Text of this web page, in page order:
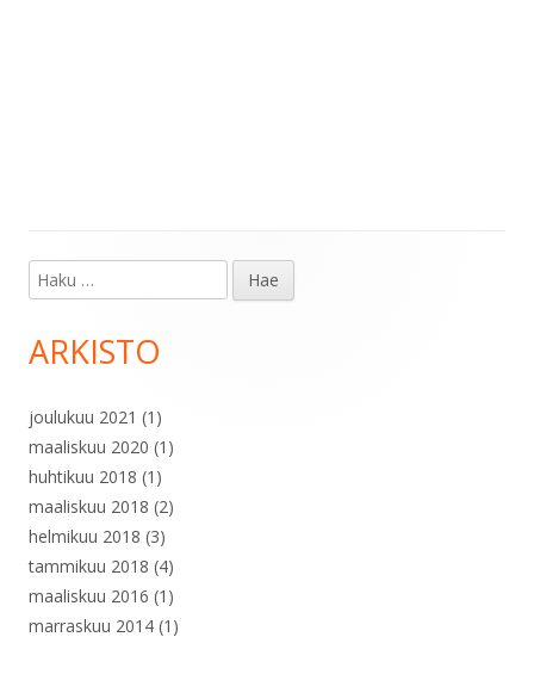
Sivupalkki
Haku:
ARKISTO
joulukuu 2021 (1)
maaliskuu 2020 (1)
huhtikuu 2018 (1)
maaliskuu 2018 (2)
helmikuu 2018 (3)
tammikuu 2018 (4)
maaliskuu 2016 (1)
marraskuu 2014 (1)